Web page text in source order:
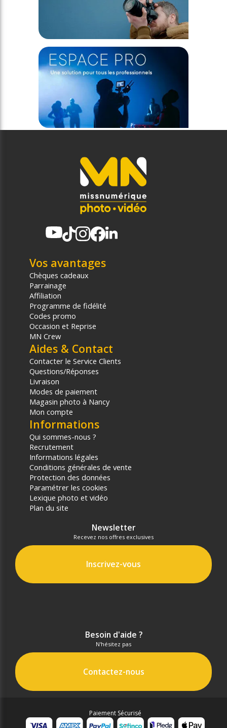
Vos avantages
Chèques cadeaux
Parrainage
Affiliation
Programme de fidélité
Codes promo
Occasion et Reprise
MN Crew
Aides & Contact
Contacter le Service Clients
Questions/Réponses
Livraison
Modes de paiement
Magasin photo à Nancy
Mon compte
Informations
Qui sommes-nous ?
Recrutement
Informations légales
Conditions générales de vente
Protection des données
Paramétrer les cookies
Lexique photo et vidéo
Plan du site
Newsletter
Recevez nos offres exclusives
Inscrivez-vous
Besoin d'aide ?
N'hésitez pas
Contactez-nous
Paiement Sécurisé